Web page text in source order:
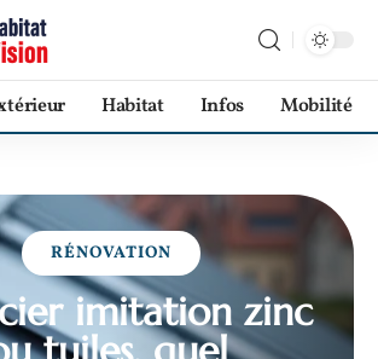
Habitat Infos Mobilité
RÉNOVATION
imitation zinc